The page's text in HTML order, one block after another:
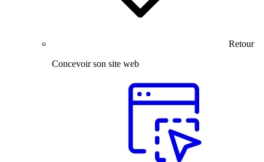
Retour
Concevoir son site web